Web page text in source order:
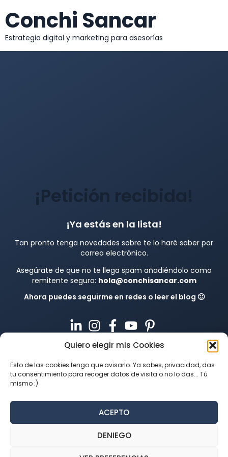
Quiero elegir mis Cookies
Esto de las cookies tengo que avisarlo. Ya sabes, privacidad, das
tu consentimiento para recoger datos de visita o no lo das... Tú
mismo :)
ACEPTO
DENIEGO
Conchi Sancar
Estrategia digital y marketing para asesorías
¡Petición recibida!
¡Ya estás en la lista!
Tan pronto tenga novedades sobre te lo haré saber por
correo electrónico.
Asegúrate de que no te llega spam añadiéndolo como
remitente seguro: hola@conchisancar.com
Ahora puedes seguirme en redes o leer el blog 🙂